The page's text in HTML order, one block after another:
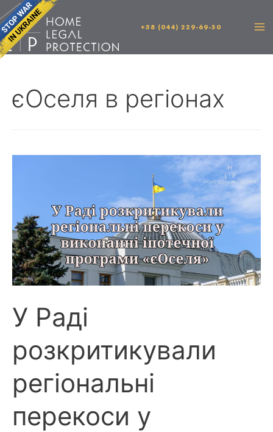
+38 (044) 229-69-50
єОселя в регіонах
У Раді
розкритикували
регіональні
перекоси у